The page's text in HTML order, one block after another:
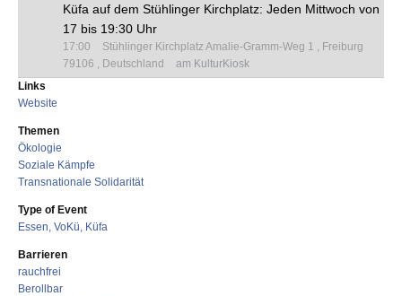
Küfa auf dem Stühlinger Kirchplatz: Jeden Mittwoch von
17 bis 19:30 Uhr
17:00 Stühlinger Kirchplatz Amalie-Gramm-Weg 1
Freiburg
79106
Deutschland
am KulturKiosk
Links
Website
Themen
Ökologie
Soziale Kämpfe
Transnationale Solidarität
Type of Event
Essen, VoKü, Küfa
Barrieren
rauchfrei
Berollbar